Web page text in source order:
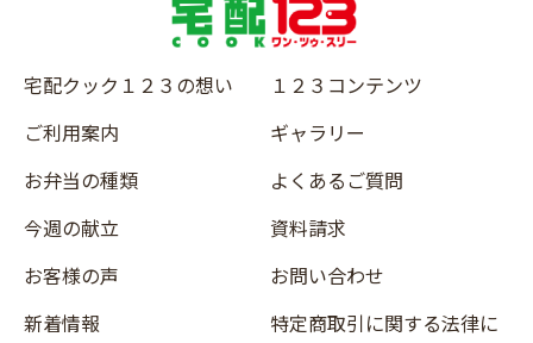
宅配クック１２３の想い
ご利用案内
お弁当の種類
今週の献立
お客様の声
新着情報
１２３コンテンツ
ギャラリー
よくあるご質問
資料請求
お問い合わせ
特定商取引に関する法律に